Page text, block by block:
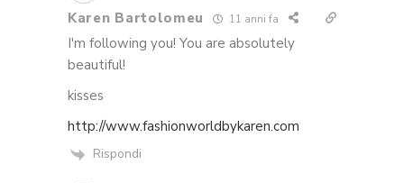
Karen Bartolomeu 11 anni fa
I'm following you! You are absolutely
beautiful!
kisses
http://www.fashionworldbykaren.com
Rispondi